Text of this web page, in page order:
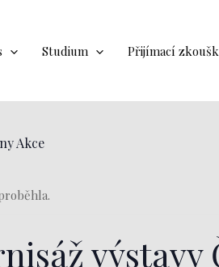
Studium Přijímací
Akce